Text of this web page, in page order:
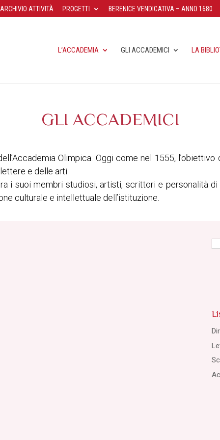
ARCHIVIO ATTIVITÀ PROGETTI BERENICE VENDICATIVA – ANNO 1680
L’ACCADEMIA GLI ACCADEMICI LA
GLI ACCADEMICI
Olimpica. Oggi come nel 1555,
e delle arti.
i suoi membri studiosi, artisti, scrittori e personalità
culturale e intellettuale dell’istituzione.